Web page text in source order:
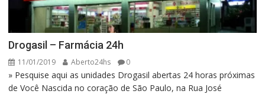
Drogasil – Farmácia 24h
11/01/2019 Aberto24hs 0
» Pesquise aqui as unidades Drogasil abertas 24 horas próximas
de Você Nascida no coração de São Paulo, na Rua José